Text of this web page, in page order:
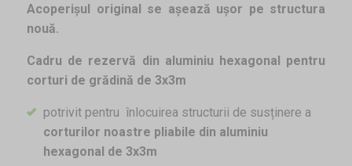
Acoperișul original se așează ușor pe structura
nouă.
Cadru de rezervă din aluminiu hexagonal pentru
corturi de grădină de 3x3m
potrivit pentru înlocuirea structurii de susținere a
corturilor noastre pliabile din aluminiu
hexagonal de 3x3m